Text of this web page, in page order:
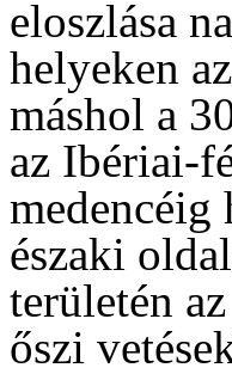
eloszlása
helyeken
máshol a
az Ibériai-
északi
területén
őszi